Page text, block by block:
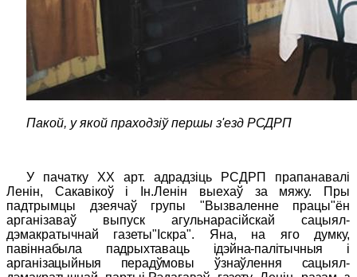
Пакой, у якой праходзіў першы з'езд РСДРП
У пачатку XX
арт. адрадзіць РСДРП прапанавалі
Ленін, Сакавікоў і Ін.Ленін выехаў за мяжу. Пры
падтрымцы дзеячаў групы "Вызваленне працы"ён
арганізаваў выпуск агульнарасійскай сацыял-
дэмакратычнай газеты"Іскра". Яна, на яго думку,
павіннабыла падрыхтаваць ідэйна-палітычныя і
арганізацыйныя перадўмовы ўзнаўлення сацыял-